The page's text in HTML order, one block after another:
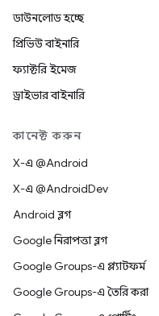
ডাউনলোড হচ্ছে
প্রিভিউ বাইনারি
ফ্যাক্টরি ইমেজ
ড্রাইভার বাইনারি
কানেক্ট করুন
X-এ @Android
X-এ @AndroidDev
Android ব্লগ
Google নিরাপত্তা ব্লগ
Google Groups-এ প্ল্যাটফর্ম
Google Groups-এ তৈরি করা